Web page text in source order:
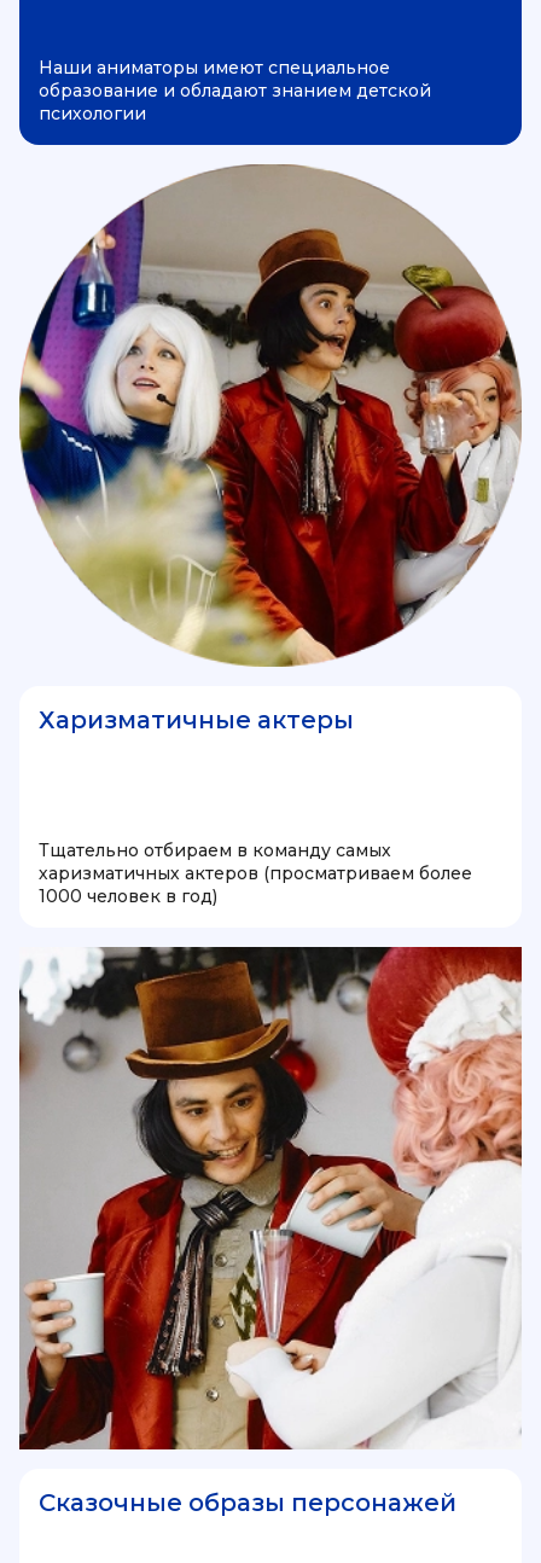
Наши аниматоры имеют специальное
образование и обладают знанием детской
психологии
Харизматичные актеры
Тщательно отбираем в команду самых
харизматичных актеров (просматриваем более
1000 человек в год)
Сказочные образы персонажей